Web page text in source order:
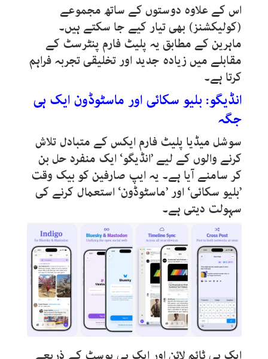
اس کے علاوہ دوستوں کے ساتھ مجموعے
(کولیکشنز) بھی تیار کیے جا سکتے ہیں۔
ماہرین کے مطابق یہ پلیٹ فارم پنٹرسٹ کے
مقابلے میں زیادہ جدید اور تخلیقی تجربہ فراہم
کرتا ہے۔
انڈیگو: بلیو سکائی اور ماسٹوڈون ایک ہی
جگہ
سوشل میڈیا پلیٹ فارم ایکس کے متبادل تلاش
کرنے والوں کے لیے ’انڈیگو‘ ایک منفرد حل بن
کر سامنے آیا ہے۔ یہ ایپ صارفین کو بیک وقت
’بلیو سکائی‘ اور ’ماسٹوڈون‘ استعمال کرنے کی
سہولت دیتی ہے۔